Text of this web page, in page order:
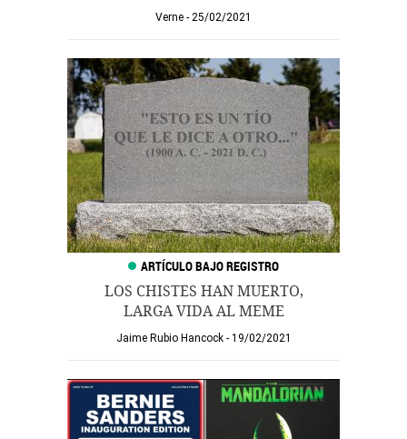
Verne 25/02/2021
LOS CHISTES HAN MUERTO,
LARGA VIDA AL MEME
Jaime Rubio Hancock 19/02/2021